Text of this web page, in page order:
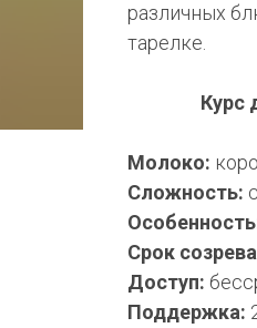
различных
тарелке.
Курс
Молоко:
Сложность:
Срок
Доступ:
Поддержка: